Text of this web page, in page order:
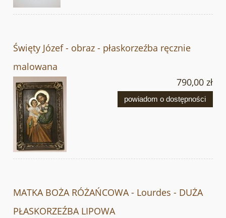
Święty Józef - obraz - płaskorzeźba ręcznie
malowana
790,00 zł
powiadom o dostępności
MATKA BOŻA RÓŻAŃCOWA - Lourdes - DUŻA
PŁASKORZEŹBA LIPOWA